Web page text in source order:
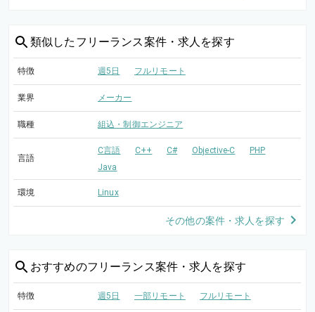
類似した フリーランス案件・求人を探す
特徴 週5日 フルリモート
業界 メーカー
職種 組込・制御エンジニア
言語
C言語 C++ C# Objective-C
PHP
Java
環境 Linux
その他の案件・求人を探す
おすすめのフリーランス案件・求人を探す
特徴 週5日 一部リモート フルリモート